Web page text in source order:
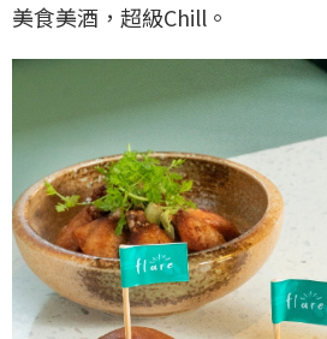
美食美酒，超級Chill。